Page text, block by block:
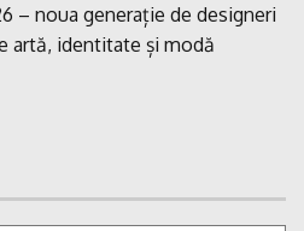
– noua generație de designeri
artă, identitate și modă